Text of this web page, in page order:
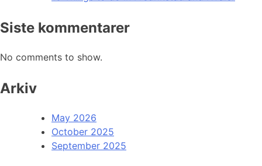
Siste kommentarer
No comments to show.
Arkiv
May 2026
October 2025
September 2025